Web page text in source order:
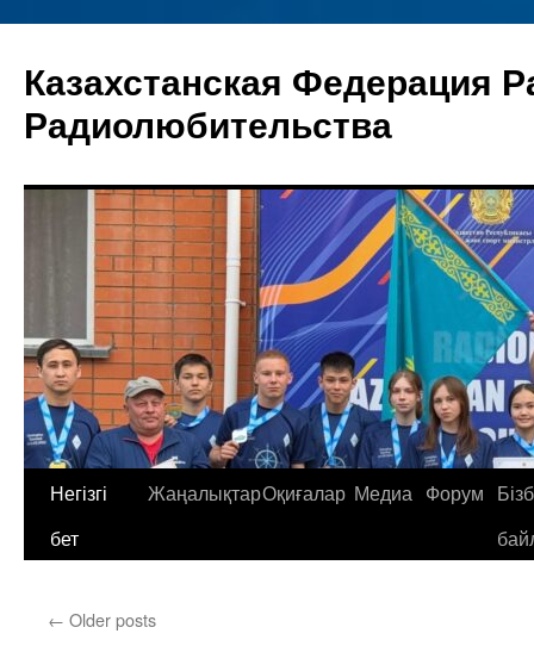
content
Казахстанская Федерация
Радиолюбительства
Негізгі
бет
ЖаңалықтарОқиғалар Медиа Форум
← Older posts